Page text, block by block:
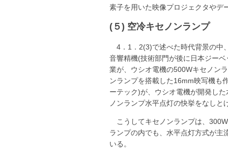
素子を用いた映像プロジェクタやデ
(５) 空冷キセノンランプ
4．1．2(3)で述べた時代背景の中
音響精機(技術部門が後に日本ジー
業が、ウシオ電機の500Wキセノン
ンランプを搭載した16mm映写機も
ーテック)が、ウシオ電機が開発し
ノンランプ水平点灯の快挙をなし
こうしてキセノンランプは、
ランプの内でも、水平点灯方式が主
いる。